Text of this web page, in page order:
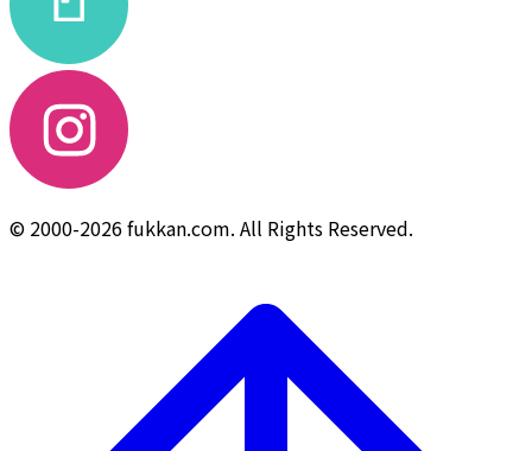
© 2000-2026 fukkan.com. All Rights Reserved.